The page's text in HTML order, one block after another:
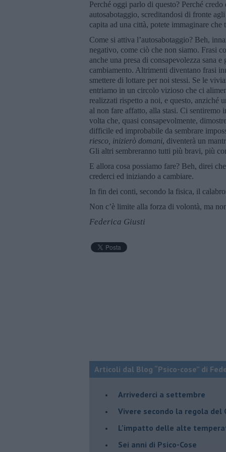
Perché oggi parlo di questo? Perché
autosabotaggio, screditandosi di fronte
capita ad una città, potete immaginare
Come si attiva l’autosabotaggio? Beh,
negativo, come ciò che non siamo. Frasi
anche una presa di consapevolezza sana
cambiamento. Altrimenti diventano frasi
smettere di lottare per noi stessi. Se le
entriamo in un circolo vizioso che ci
realizzati rispetto a noi, e questo, anziché
al non fare affatto, alla stasi. Ci sentiremo
volta che, quasi consapevolmente,
difficile ed improbabile da sembrare
riesco, inizierò domani, diventerà un
Gli altri sembreranno tutti più bravi, più
E allora cosa possiamo fare? Beh, direi
crederci ed iniziando a cambiare.
In fin dei conti, secondo la fisica, il
Non c’è limite alla forza di volontà, ma
Federica Giusti
Articoli dal Blog “Psico-cose” di
​Arrivederci a settembre
​Vivere secondo la regola del
​L'impatto delle alte
Sei anni di Psico-Cose